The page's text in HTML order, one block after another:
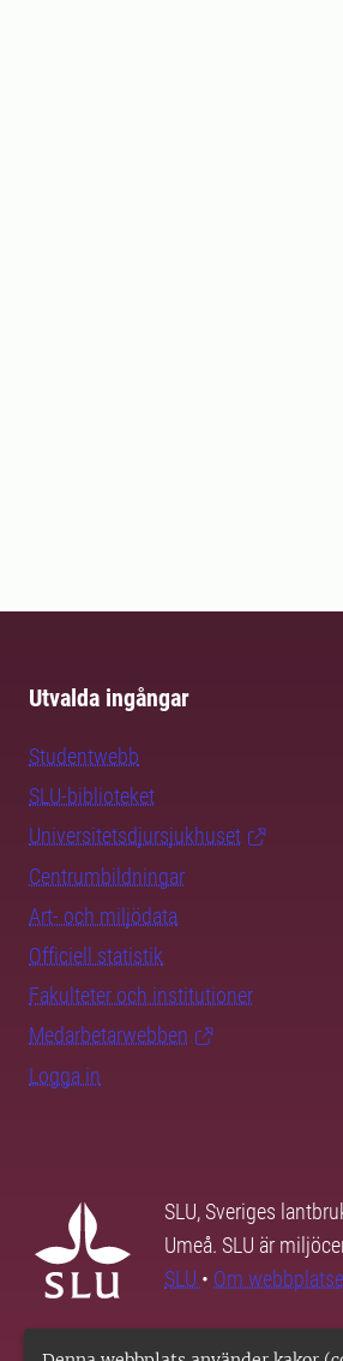
Utvalda ingångar
Studentwebb
SLU-biblioteket
Universitetsdjursjukhuset
Centrumbildningar
Art- och miljödata
Officiell statistik
Fakulteter och institutioner
Medarbetarwebben
Logga in
SLU, Sveriges
Umeå. SLU är
SLU • Om